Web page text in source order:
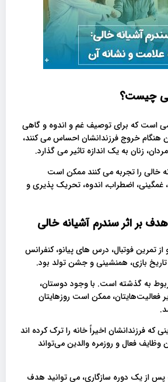
چیست؟
است که برای توصیف غم و اندوه و گاهی
هنگام خروج فرزندانشان احساس می کنند،
زنان به یک اندازه تاثیر می گذارد.
خالی را تجربه می کنند ممکن است
اضطراب، اندوه، تحریک پذیری و
تمرین فوتبال، درس های پیانو، کنفرانس
تاریخ بازی، همنشینی و جشن تولد بود.
به گذشته است. با وجود دوستان،
فعالیت‌هایتان، ممکن است روزهایتان
که فرزندانشان اخیراً خانه را ترک کرده اند
وظایف فعال و روزمره والدین می‌تواند
از یک دوره سازگاری، می توانید هدف